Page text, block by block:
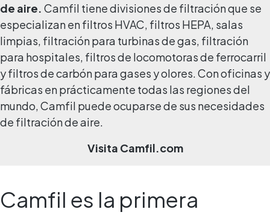
de aire. Camfil tiene divisiones de filtración que se
especializan en filtros HVAC, filtros HEPA, salas
limpias, filtración para turbinas de gas, filtración
para hospitales, filtros de locomotoras de ferrocarril
y filtros de carbón para gases y olores. Con oficinas y
fábricas en prácticamente todas las regiones del
mundo, Camfil puede ocuparse de sus necesidades
de filtración de aire.
Visita Camfil.com
Camfil es la primera